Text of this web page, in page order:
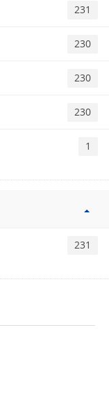
231
230
230
230
1
231